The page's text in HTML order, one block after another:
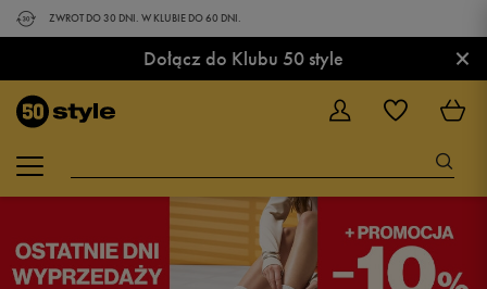
ZWROT DO 30 DNI. W KLUBIE DO 60 DNI.
Dołącz do Klubu 50 style ×